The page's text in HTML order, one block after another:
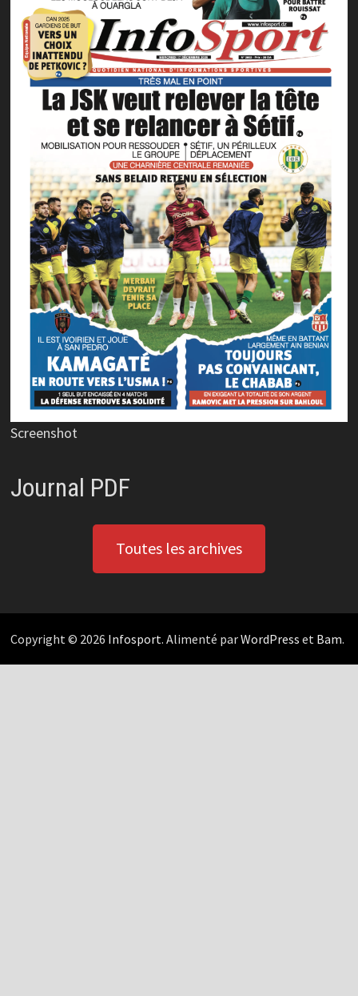
Screenshot
Journal PDF
Toutes les archives
Copyright © 2026 Infosport. Alimenté parWordPress et Bam.